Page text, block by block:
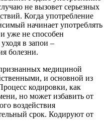
не вызовет серьезных
Когда употребление
начинает употреблять
уже не способен
в запои –
болезни.
медициной
и основной из
кодировки, как
но может избавить от
воздействия
срок. Кодируют от